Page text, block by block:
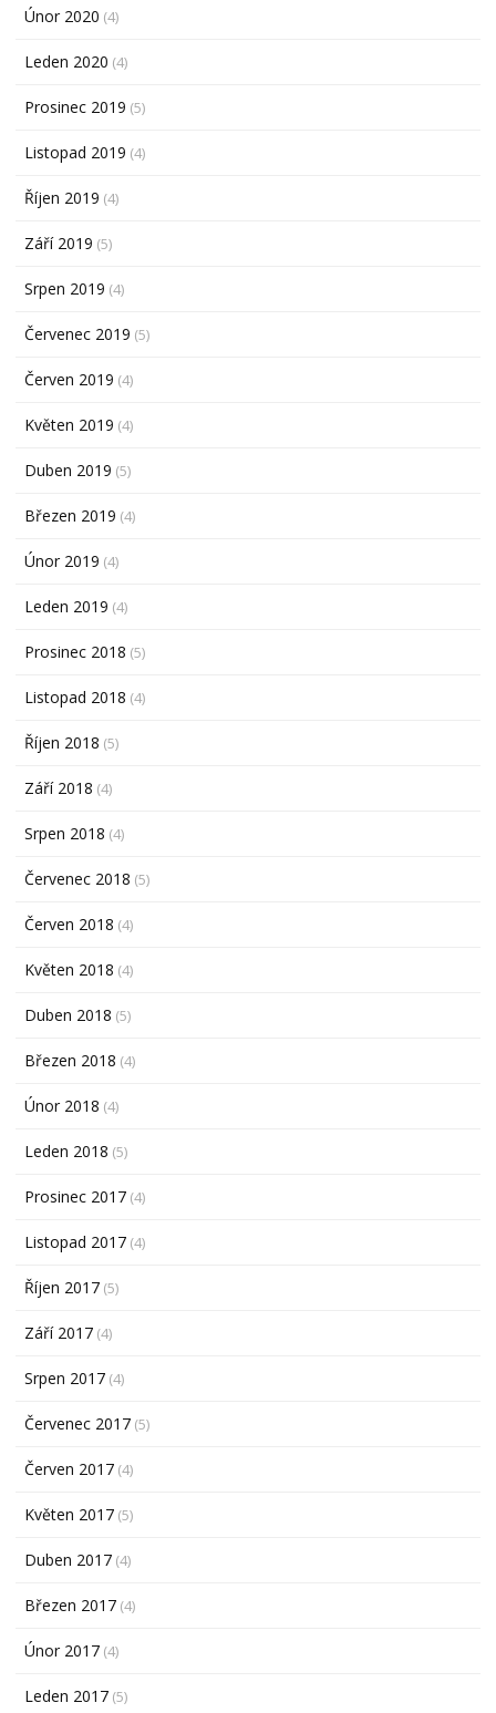
Únor 2020 (4)
Leden 2020 (4)
Prosinec 2019 (5)
Listopad 2019 (4)
Říjen 2019 (4)
Září 2019 (5)
Srpen 2019 (4)
Červenec 2019 (5)
Červen 2019 (4)
Květen 2019 (4)
Duben 2019 (5)
Březen 2019 (4)
Únor 2019 (4)
Leden 2019 (4)
Prosinec 2018 (5)
Listopad 2018 (4)
Říjen 2018 (5)
Září 2018 (4)
Srpen 2018 (4)
Červenec 2018 (5)
Červen 2018 (4)
Květen 2018 (4)
Duben 2018 (5)
Březen 2018 (4)
Únor 2018 (4)
Leden 2018 (5)
Prosinec 2017 (4)
Listopad 2017 (4)
Říjen 2017 (5)
Září 2017 (4)
Srpen 2017 (4)
Červenec 2017 (5)
Červen 2017 (4)
Květen 2017 (5)
Duben 2017 (4)
Březen 2017 (4)
Únor 2017 (4)
Leden 2017 (5)